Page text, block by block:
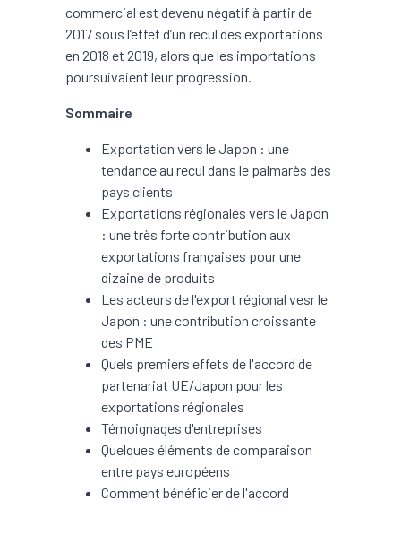
commercial est devenu négatif à partir de
2017 sous l’effet d’un recul des exportations
en 2018 et 2019, alors que les importations
poursuivaient leur progression.
Sommaire
Exportation vers le Japon : une
tendance au recul dans le palmarès des
pays clients
Exportations régionales vers le Japon
: une très forte contribution aux
exportations françaises pour une
dizaine de produits
Les acteurs de l'export régional vesr le
Japon : une contribution croissante
des PME
Quels premiers effets de l'accord de
partenariat UE/Japon pour les
exportations régionales
Témoignages d'entreprises
Quelques éléments de comparaison
entre pays européens
Comment bénéficier de l'accord